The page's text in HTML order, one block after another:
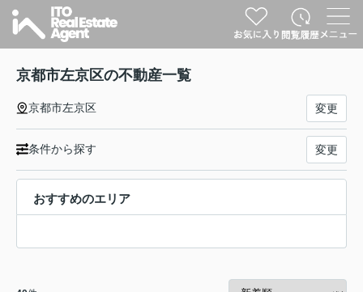
京都市左京区の不動産一覧
京都市左京区 変更
条件から探す 変更
おすすめのエリア